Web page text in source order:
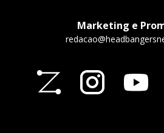
Marketing e